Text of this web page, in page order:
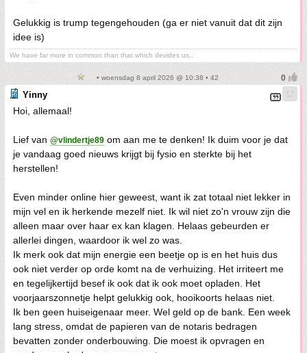
Gelukkig is trump tegengehouden (ga er niet vanuit dat dit zijn
idee is)
We have far more in common than that which devides us..
• woensdag 8 april 2026 @ 10:38 • 42
Yinny
Hoi, allemaal!
Lief van @vlindertje89 om aan me te denken! Ik duim voor je dat
je vandaag goed nieuws krijgt bij fysio en sterkte bij het
herstellen!
Even minder online hier geweest, want ik zat totaal niet lekker in
mijn vel en ik herkende mezelf niet. Ik wil niet zo'n vrouw zijn die
alleen maar over haar ex kan klagen. Helaas gebeurden er
allerlei dingen, waardoor ik wel zo was.
Ik merk ook dat mijn energie een beetje op is en het huis dus
ook niet verder op orde komt na de verhuizing. Het irriteert me
en tegelijkertijd besef ik ook dat ik ook moet opladen. Het
voorjaarszonnetje helpt gelukkig ook, hooikoorts helaas niet.
Ik ben geen huiseigenaar meer. Wel geld op de bank. Een week
lang stress, omdat de papieren van de notaris bedragen
bevatten zonder onderbouwing. Die moest ik opvragen en